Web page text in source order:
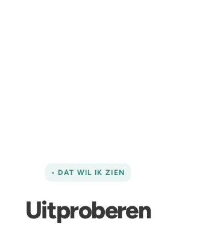
• DAT WIL IK ZIEN
Uitproberen